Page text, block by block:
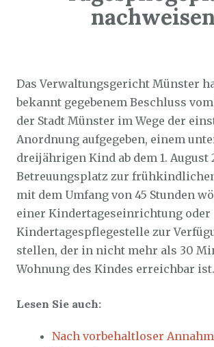
nachweisen
Das Verwaltungsgericht Münster
bekannt gegebenem Beschluss vom
der Stadt Münster im Wege der
Anordnung aufgegeben, einem
dreijährigen Kind ab dem 1. August
Betreuungsplatz zur
mit dem Umfang von 45 Stunden
einer Kindertageseinrichtung oder
Kindertagespflegestelle zur
stellen, der in nicht mehr als 30
Wohnung des Kindes erreichbar ist.
Lesen Sie auch:
Nach vorbehaltloser